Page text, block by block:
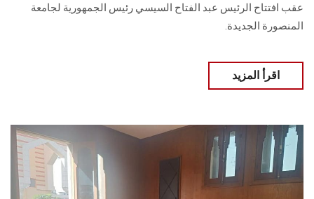
عقب افتتاح الرئيس عبد الفتاح السيسي رئيس الجمهورية لجامعة
المنصورة الجديدة.
اقرأ المزيد